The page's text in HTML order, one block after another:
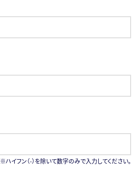
※ハイフン（-）を除いて数字のみで入力してください。